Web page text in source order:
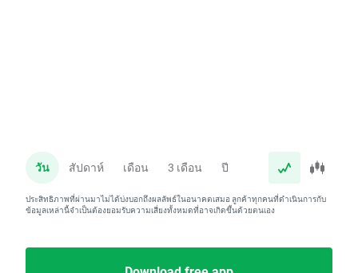
วัน สัปดาห์ เดือน 3 เดือน ปี
ประสิทธิภาพที่ผ่านมาไม่ได้บ่งบอกถึงผลลัพธ์ในอนาคตเสมอ ลูกค้าทุกคนที่ดำเนินการกับ
ข้อมูลเหล่านี้จำเป็นต้องยอมรับความเสี่ยงทั้งหมดที่อาจเกิดขึ้นด้วยตนเอง